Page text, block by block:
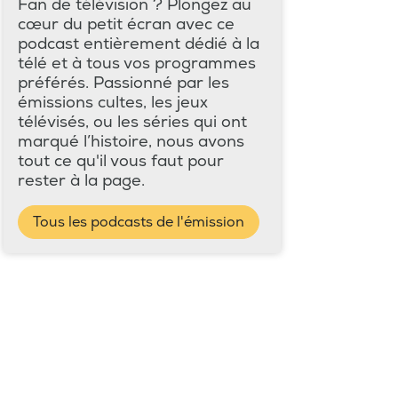
Fan de télévision ? Plongez au
cœur du petit écran avec ce
podcast entièrement dédié à la
télé et à tous vos programmes
préférés. Passionné par les
émissions cultes, les jeux
télévisés, ou les séries qui ont
marqué l’histoire, nous avons
tout ce qu'il vous faut pour
rester à la page.
Tous les podcasts de l'émission